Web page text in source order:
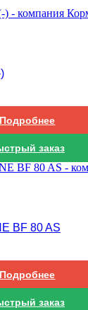
Подробнее
заказ
BF 80 AS
Подробнее
заказ